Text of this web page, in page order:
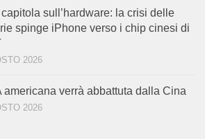
sull’hardware: la crisi delle
spinge iPhone verso i chip cinesi di
2026
americana verrà abbattuta dalla Cina
2026